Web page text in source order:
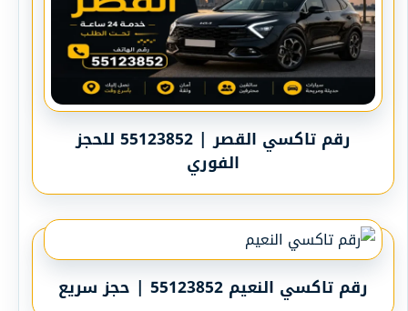
رقم تاكسي القصر | 55123852 للحجز
الفوري
رقم تاكسي النعيم 55123852 | حجز سريع